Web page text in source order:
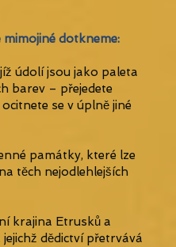
mimojiné dotkneme:
údolí jsou jako paleta
barev – přejedete
ocitnete se v úplně jiné
památky, které lze
těch nejodlehlejších
krajina Etrusků a
jejichž dědictví přetrvává